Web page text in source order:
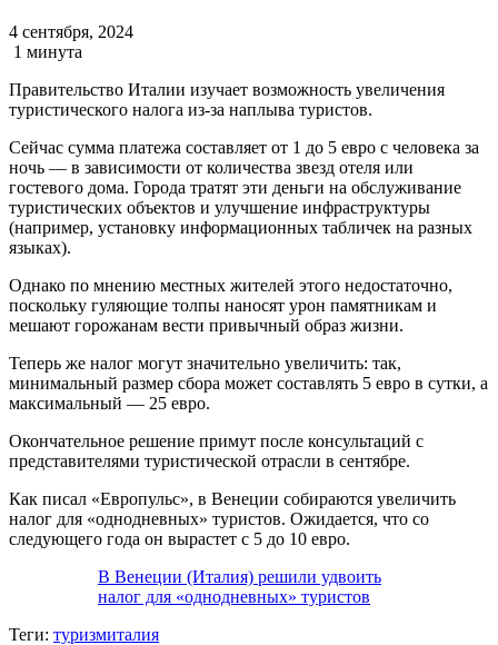
4 сентября, 2024
1 минута
Правительство Италии изучает возможность увеличения
туристического налога из-за наплыва туристов.
Сейчас сумма платежа составляет от 1 до 5 евро с человека за
ночь — в зависимости от количества звезд отеля или
гостевого дома. Города тратят эти деньги на обслуживание
туристических объектов и улучшение инфраструктуры
(например, установку информационных табличек на разных
языках).
Однако по мнению местных жителей этого недостаточно,
поскольку гуляющие толпы наносят урон памятникам и
мешают горожанам вести привычный образ жизни.
Теперь же налог могут значительно увеличить: так,
минимальный размер сбора может составлять 5 евро в сутки, а
максимальный — 25 евро.
Окончательное решение примут после консультаций с
представителями туристической отрасли в сентябре.
Как писал «Европульс», в Венеции собираются увеличить
налог для «однодневных» туристов. Ожидается, что со
следующего года он вырастет с 5 до 10 евро.
В Венеции (Италия) решили удвоить
налог для «однодневных» туристов
Теги: туризмиталия